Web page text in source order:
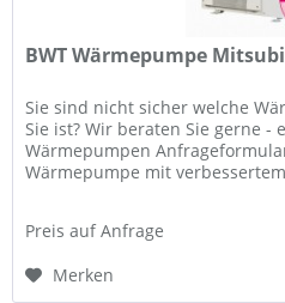
BWT Wärmepumpe
Sie sind nicht sicher welche
Sie ist? Wir beraten Sie gerne -
Wärmepumpen
Wärmepumpe mit
Preis auf Anfrage
Merken